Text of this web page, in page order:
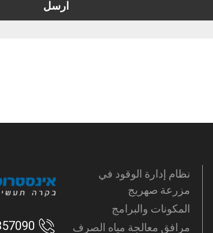
نظام إدارة الوقود في
مزرعة صهريج
المكونات والبرامج
مرافق معالجة مياه الصرف